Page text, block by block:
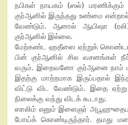
நபிகள் நாயகம் (ஸல்)
குர்ஆனில் இருந்தது உண்மை
வேண்டும். ஆனால் ஆயிஷா
குர்ஆனில் இல்லை.
மேற்கண்ட ஹதீஸை ஏற்றுக் கொண்டால்
பின் குர்ஆனில் சில வசனங்கள்
வரும். இறைவனோ குர்ஆனை நாம்
இதற்கு மாற்றமாக இருப்பதால்
விட்டு விட வேண்டும். இதை ஏற்று
நிலைக்கு வந்து விடக் கூடாது.
ஸாலிம் எனும் இளைஞர்
போய்க் கொண்டிருந்தார். தமது